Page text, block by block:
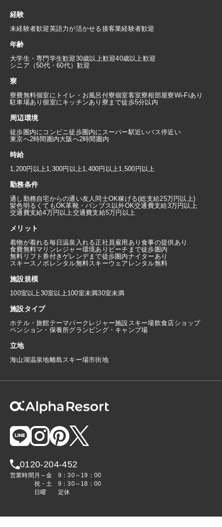
経験
未経験者歓迎英語力が活かせる接客業経験者歓迎
年齢
大学生・専門学生歓迎30歳以上歓迎40歳以上歓迎
シニア（50代・60代）歓迎
寮
寮費無料個室にトイレ・お風呂付寮個室客室寮相部屋寮Wi-Fiあり
駐車場あり個室にキッチンあり 寮まで徒歩5分以内
周辺環境
徒歩圏内にコンビニ徒歩圏内にスーパー駅近いバス停近い
東京へ2時間圏内大阪へ2時間圏内
時給
1,200円以上1,300円以上1,400円以上1,500円以上
勤務条件
通し勤務自宅からの通い友人同士OK稼げる(総支給25万円以上)
髪色明るくてもOK革靴・パンプス以外OK交通費支給3万円以上
交通費支給4万円以上交通費支給5万円以上
メリット
着物が着れる毎日温泉入れる正社員雇用あり食事の提供あり
食費無料マリンレジャー環境あり ビーチまで徒歩圏内
無料リフト券付きゲレンデまで徒歩圏内ナイターあり
スキースノボレンタル無料スキーウェアレンタル無料
施設規模
100室以上30室以上100室未満30室未満
施設タイプ
ホテル・旅館テーマパーク レジャー施設 スキー場飲食店ショップ
ペンション・保養所グランピング・キャンプ場
立地
海山湖温泉地離島 スキー場市街地
0120-204-452
営業時間 月～金
9：30～19：00
祝・土
9：30～18：00
日曜
定休